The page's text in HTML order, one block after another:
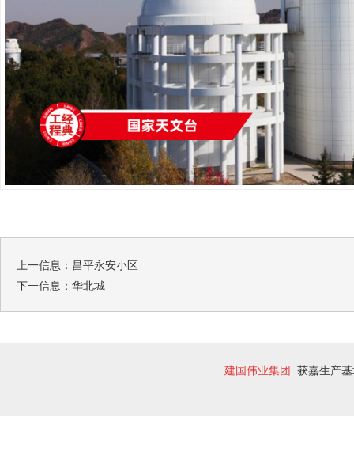
上一信息： 昌平永安小区
下一信息： 华北城
建国伟业集团 获嘉生产